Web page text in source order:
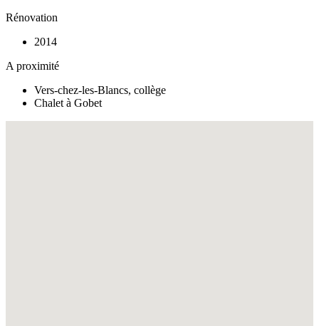
Rénovation
2014
A proximité
Vers-chez-les-Blancs, collège
Chalet à Gobet